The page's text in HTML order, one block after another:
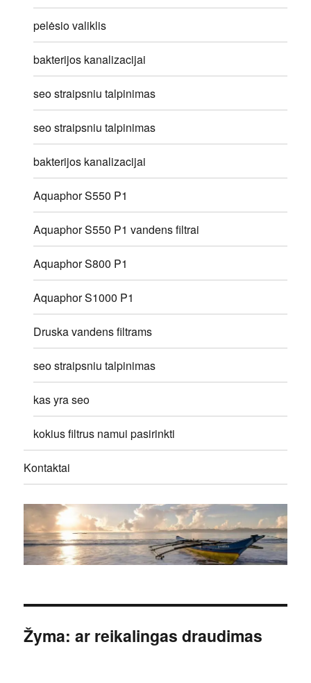
pelėsio valiklis
bakterijos kanalizacijai
seo straipsniu talpinimas
seo straipsniu talpinimas
bakterijos kanalizacijai
Aquaphor S550 P1
Aquaphor S550 P1 vandens filtrai
Aquaphor S800 P1
Aquaphor S1000 P1
Druska vandens filtrams
seo straipsniu talpinimas
kas yra seo
kokius filtrus namui pasirinkti
Kontaktai
Žyma:ar reikalingas draudimas